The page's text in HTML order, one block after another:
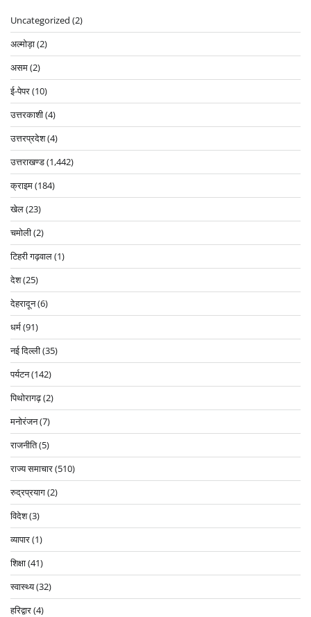
Uncategorized (2)
अल्मोड़ा(2)
असम(2)
ई-पेपर(10)
उत्तरकाशी(4)
उत्तरप्रदेश(4)
उत्तराखण्ड(1,442)
क्राइम(184)
खेल(23)
चमोली(2)
टिहरी गढ़वाल(1)
देश(25)
देहरादून(6)
धर्म(91)
नई दिल्ली(35)
पर्यटन(142)
पिथोरागढ़(2)
मनोरंजन(7)
राजनीति(5)
राज्य समाचार(510)
रुद्रप्रयाग(2)
विदेश(3)
व्यापार(1)
शिक्षा(41)
स्वास्थ्य(32)
हरिद्वार(4)